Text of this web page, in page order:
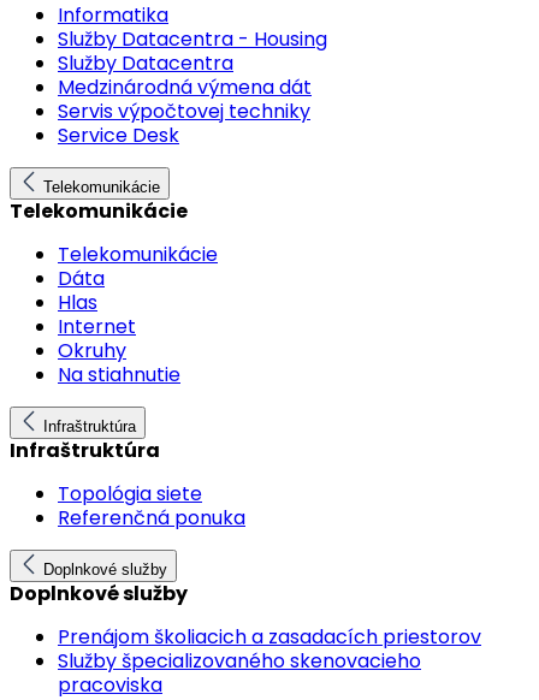
Informatika
Služby Datacentra - Housing
Služby Datacentra
Medzinárodná výmena dát
Servis výpočtovej techniky
Service Desk
Telekomunikácie
Telekomunikácie
Telekomunikácie
Dáta
Hlas
Internet
Okruhy
Na stiahnutie
Infraštruktúra
Infraštruktúra
Topológia siete
Referenčná ponuka
Doplnkové služby
Doplnkové služby
Prenájom školiacich a zasadacích priestorov
Služby špecializovaného skenovacieho
pracoviska